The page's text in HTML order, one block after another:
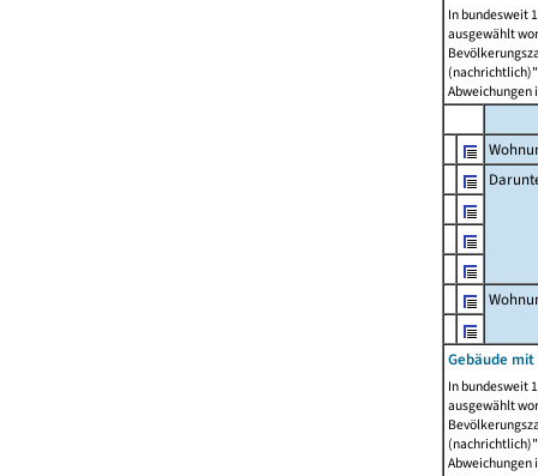
In bundesweit
ausgewählt
Abweichungen
Gebäude
In bundesweit
ausgewählt
Abweichungen